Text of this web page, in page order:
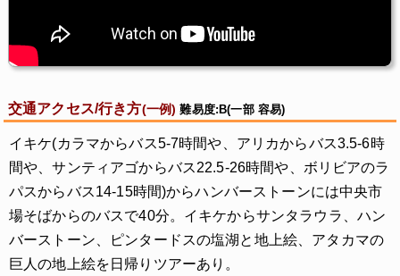
交通アクセス/行き方(一例) 難易度:B(一部 容易)
イキケ(カラマからバス5-7時間や、アリカからバス3.5-6時
間や、サンティアゴからバス22.5-26時間や、ボリビアのラ
パスからバス14-15時間)からハンバーストーンには中央市
場そばからのバスで40分。イキケからサンタラウラ、ハン
バーストーン、ピンタードスの塩湖と地上絵、アタカマの
巨人の地上絵を日帰りツアーあり。